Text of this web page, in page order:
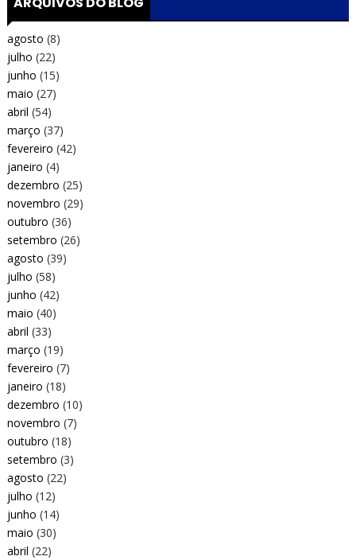
agosto (8)
julho (22)
junho (15)
maio (27)
abril (54)
março (37)
fevereiro (42)
janeiro (4)
dezembro (25)
novembro (29)
outubro (36)
setembro (26)
agosto (39)
julho (58)
junho (42)
maio (40)
abril (33)
março (19)
fevereiro (7)
janeiro (18)
dezembro (10)
novembro (7)
outubro (18)
setembro (3)
agosto (22)
julho (12)
junho (14)
maio (30)
abril (22)